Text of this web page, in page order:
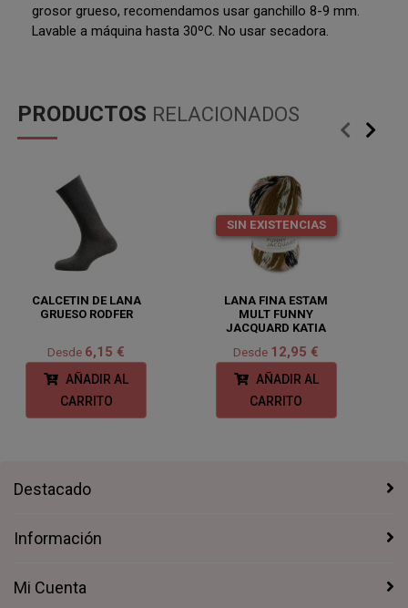
grosor grueso, recomendamos usar ganchillo 8-9 mm.
Lavable a máquina hasta 30ºC. No usar secadora.
PRODUCTOS RELACIONADOS
CALCETIN DE LANA
GRUESO RODFER
Desde 6,15 €
AÑADIR AL
CARRITO
SIN EXISTENCIAS
LANA FINA ESTAM
MULT FUNNY
JACQUARD KATIA
Desde 12,95 €
AÑADIR AL
CARRITO
Destacado
Información
Mi Cuenta